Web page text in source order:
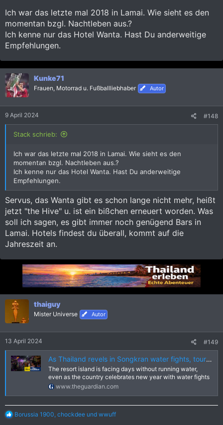
Ich war das letzte mal 2018 in Lamai. Wie sieht es den
momentan bzgl. Nachtleben aus.?
Ich kenne nur das Hotel Wanta. Hast Du anderweitige
Empfehlungen.
Kunke71
Frauen, Motorrad u. Fußballliebhaber Autor
9 April 2024 #148
Stack schrieb:
Ich war das letzte mal 2018 in Lamai. Wie sieht es den
momentan bzgl. Nachtleben aus.?
Ich kenne nur das Hotel Wanta. Hast Du anderweitige
Empfehlungen.
Servus, das Wanta gibt es schon lange nicht mehr, heißt
jetzt "the Hive" u. ist ein bißchen erneuert worden. Was
soll ich sagen, es gibt immer noch genügend Bars in
Lamai. Hotels findest du überall, kommt auf die
Jahreszeit an.
thaiguy
Mister Universe Autor
13 April 2024 #149
As Thailand revels in Songkran water fights, tourist hub Samui suffers through drought
The resort island is facing days without running water,
even as the country celebrates new year with water fights
www.theguardian.com
R
Borussia 1900 chockdee und wwuff